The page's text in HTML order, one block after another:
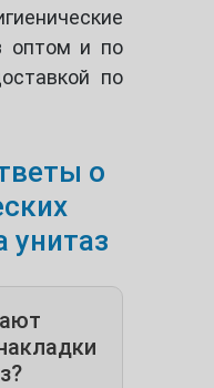
оптом и по
по
о
унитаз